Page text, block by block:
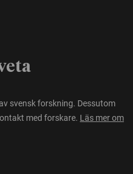
svensk forskning. Dessutom
med forskare. Läs mer om